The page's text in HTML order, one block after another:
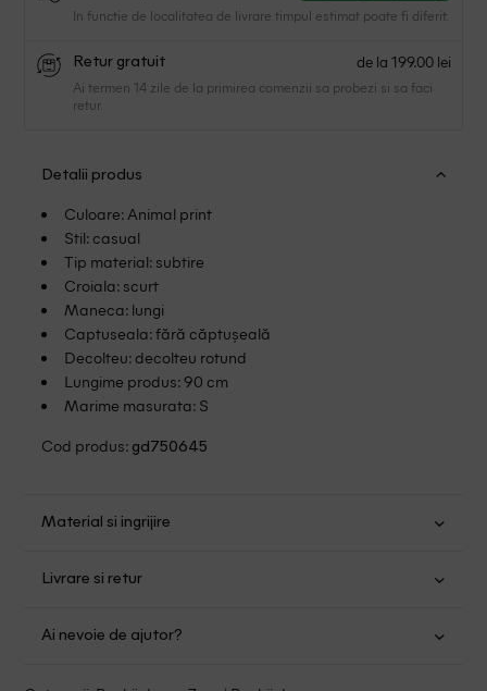
In functie de localitatea de livrare timpul estimat poate fi diferit.
Retur gratuit de la 199.00 lei
Ai termen 14 zile de la primirea comenzii sa probezi si sa faci
retur.
Detalii produs
Culoare: Animal print
Stil: casual
Tip material: subtire
Croiala: scurt
Maneca: lungi
Captuseala: fără căptușeală
Decolteu: decolteu rotund
Lungime produs: 90 cm
Marime masurata: S
Cod produs: gd750645
Material si ingrijire
Nu folositi inalbitor
Nu uscati in uscator
Livrare si retur
mare de 149.00 lei.
Ai nevoie de ajutor?